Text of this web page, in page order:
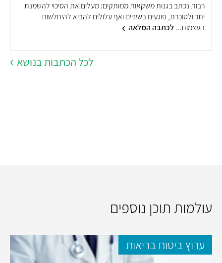
רבות נכתב בגנות משקאות ממותקים: מעלים את הסיכוי להשמנת
יתר ולסוכרת, פוגעים בשיניים ואף עלולים להביא להיחלשות
העצמות...לכתבה המלאה
לכל הכתבות בנושא
עולמות תוכן נוספים
ערוץ ביטוח בריאות